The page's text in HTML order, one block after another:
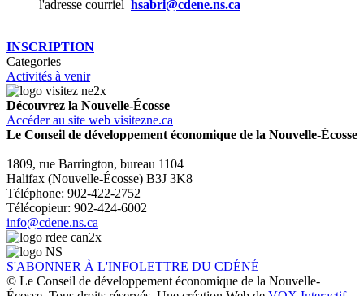
l'adresse courriel hsabri@cdene.ns.ca
INSCRIPTION
Categories
Activités à venir
Découvrez la Nouvelle-Écosse
Accéder au site web visitezne.ca
Le Conseil de développement économique de la Nouvelle-Écosse
1809, rue Barrington, bureau 1104
Halifax (Nouvelle-Écosse) B3J 3K8
Téléphone: 902-422-2752
Télécopieur: 902-424-6002
info@cdene.ns.ca
S'ABONNER À L'INFOLETTRE DU CDÉNÉ
© Le Conseil de développement économique de la Nouvelle-